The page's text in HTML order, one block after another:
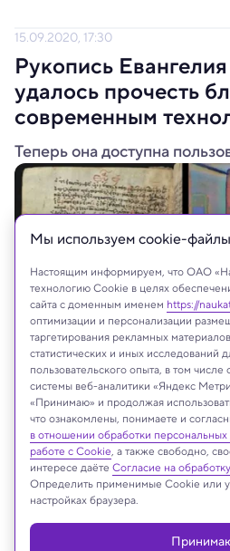
15.09.2020, 17:30
Рукопись
удалось прочесть
современным
Теперь она доступна
На сайте могут быть
интернет-ресурсов
владельцем которых
Platforms Inc., запрещённая
Российской Федерации
Мы используем сookie-файлы
Настоящим информируем, что ОАО
технологию Cookie в целях
сайта с доменным именем https://
оптимизации и персонализации
таргетирования рекламных
статистических и иных исследований
пользовательского опыта, в том
системы веб-аналитики «Яндекс
«Принимаю» и продолжая
что ознакомлены, понимаете и
в отношении обработки
работе с Cookie, а также свободно,
интересе даёте Согласие на
Определить применимые Cookie или
настройках браузера.